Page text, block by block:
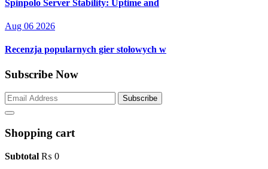
Spinpolo Server Stability: Uptime and
Aug 06 2026
Recenzja popularnych gier stołowych w
Subscribe Now
Subscribe
Shopping cart
Subtotal ₨ 0